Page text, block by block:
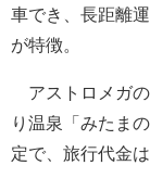
車でき、長距離
が特徴。
アストロメガの
り温泉「みたま
定で、旅行代金